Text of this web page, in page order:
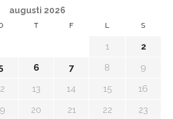
augusti 2026
T F L S
1
2
6 7 8
9
13 14 15
16
20 21 22
23